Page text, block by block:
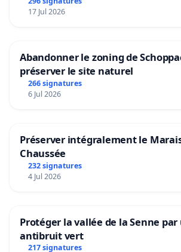
17 Jul 2026
Abandonner le zoning de
préserver le site naturel
266 signatures
6 Jul 2026
Préserver intégralement le
Chaussée
232 signatures
4 Jul 2026
Protéger la vallée de la Senne
antibruit vert
217 signatures